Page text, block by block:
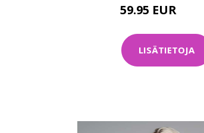
59.95 EUR
LISÄTIETOJA